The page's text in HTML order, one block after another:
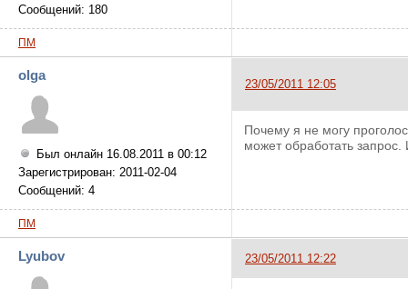
Сообщений: 180
ПМ
olga
Был онлайн 16.08.2011 в 00:12
Зарегистрирован: 2011-02-04
Сообщений: 4
23/05/2011 12:05
Почему я не могу
может обработать
ПМ
Lyubov 23/05/2011 12:22